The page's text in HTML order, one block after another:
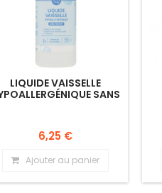
LIQUIDE VAISSELLE
SANS
6,25 €
Ajouter au panier